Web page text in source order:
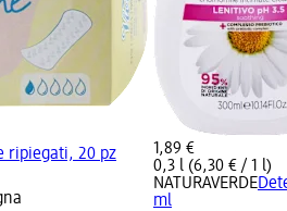
ripiegati, 20 pz
1,89 €
0,3 l (6,30 € / 1 l)
NATURAVERDE
ml